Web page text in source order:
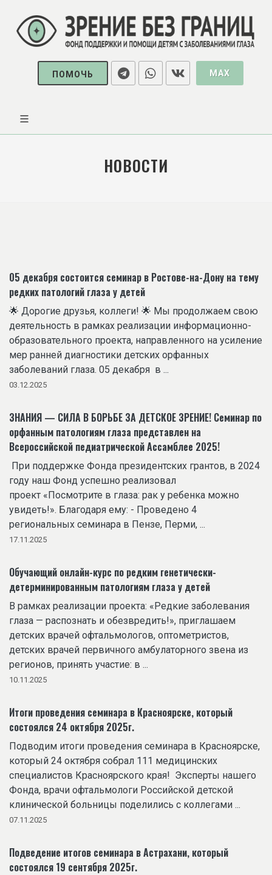
ПОМОЧЬ MAX
НОВОСТИ
05 декабря состоится семинар в Ростове-на-Дону на тему
редких патологий глаза у детей
🌟 Дорогие друзья, коллеги! 🌟 Мы продолжаем свою
деятельность в рамках реализации информационно-
образовательного проекта, направленного на усиление
мер ранней диагностики детских орфанных
заболеваний глаза. 05 декабря в ...
03.12.2025
ЗНАНИЯ — СИЛА В БОРЬБЕ ЗА ДЕТСКОЕ ЗРЕНИЕ! Семинар по
орфанным патологиям глаза представлен на
Всероссийской педиатрической Ассамблее 2025!
При поддержке Фонда президентских грантов, в 2024
году наш Фонд успешно реализовал
проект «Посмотрите в глаза: рак у ребенка можно
увидеть!». Благодаря ему: - Проведено 4
региональных семинара в Пензе, Перми, ...
17.11.2025
Обучающий онлайн-курс по редким генетически-
детерминированным патологиям глаза у детей
В рамках реализации проекта: «Редкие заболевания
глаза — распознать и обезвредить!», приглашаем
детских врачей офтальмологов, оптометристов,
детских врачей первичного амбулаторного звена из
регионов, принять участие: в ...
10.11.2025
Итоги проведения семинара в Красноярске, который
состоялся 24 октября 2025г.
Подводим итоги проведения семинара в Красноярске,
который 24 октября собрал 111 медицинских
специалистов Красноярского края! Эксперты нашего
Фонда, врачи офтальмологи Российской детской
клинической больницы поделились с коллегами ...
07.11.2025
Подведение итогов семинара в Астрахани, который
состоялся 19 сентября 2025г.